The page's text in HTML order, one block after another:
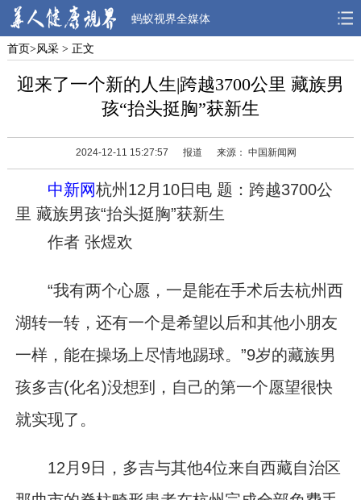
蚂蚁视界全媒体
首页 焦点 观点
风采
观察 解读 健康
首页>风采> 正文
迎来了一个新的人生|跨越3700公里 藏族男
孩“抬头挺胸”获新生
2024-12-11 15:27:57 报道 来源： 中国新闻网
中新网杭州12月10日电 题：跨越3700公
里 藏族男孩“抬头挺胸”获新生
作者 张煜欢
“我有两个心愿，一是能在手术后去杭州西
湖转一转，还有一个是希望以后和其他小朋友
一样，能在操场上尽情地踢球。”9岁的藏族男
孩多吉(化名)没想到，自己的第一个愿望很快
就实现了。
12月9日，多吉与其他4位来自西藏自治区